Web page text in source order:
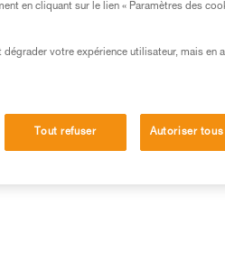
en cliquant sur le lien « Paramètres des
votre expérience utilisateur, mais en
Tout refuser Autoriser